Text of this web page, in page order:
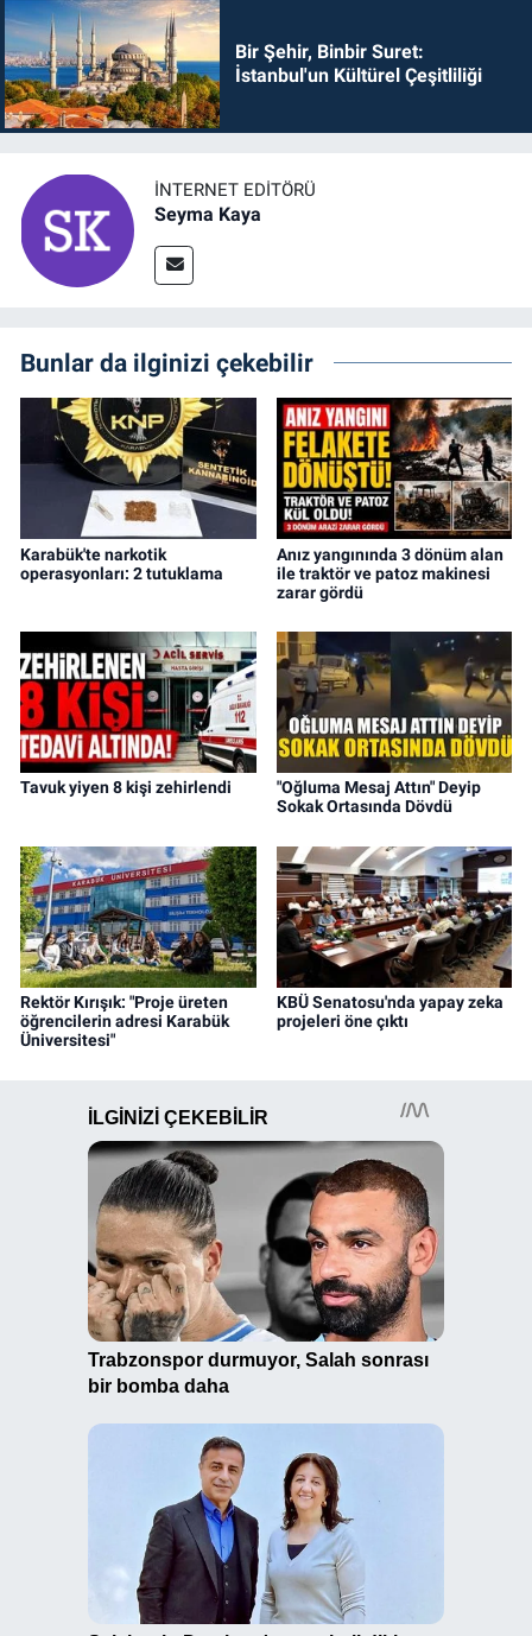
Bir Şehir, Binbir Suret:
İstanbul'un Kültürel Çeşitliliği
İNTERNET EDITÖRÜ
Seyma Kaya
Bunlar da ilginizi çekebilir
Karabük'te narkotik
operasyonları: 2 tutuklama
Anız yangınında 3 dönüm alan
ile traktör ve patoz makinesi
zarar gördü
Tavuk yiyen 8 kişi zehirlendi
"Oğluma Mesaj Attın" Deyip
Sokak Ortasında Dövdü
Rektör Kırışık: "Proje üreten
öğrencilerin adresi Karabük
Üniversitesi"
KBÜ Senatosu'nda yapay zeka
projeleri öne çıktı